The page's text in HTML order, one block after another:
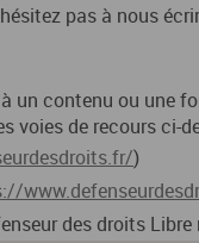
pas à nous
contenu ou une
voies de recours ci-
)
des droits Libre